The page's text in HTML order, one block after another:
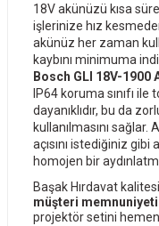
18V akünüzü kısa
işlerinize hız
akünüz her zaman
kaybını minimuma
Bosch GLI 18V-
IP64 koruma sınıfı ile
dayanıklıdır, bu da
kullanılmasını sağlar.
açısını istediğiniz
homojen bir
Başak Hırdavat
müşteri memnuniyeti
projektör setini